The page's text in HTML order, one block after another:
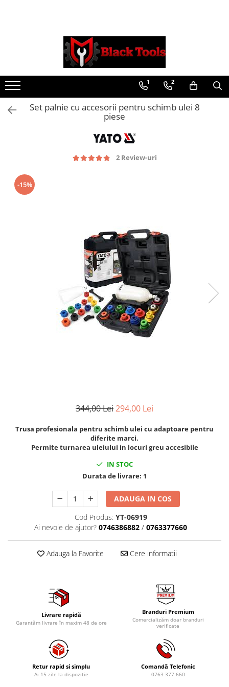
Scule Service Auto
Chei Si Truse De Chei
Chei combinate
Chei Combinate Cu Clichet
Chei Cotite
Clesti pentru sigurante
Clesti reglabili pentru tevi
Dispozitive de sablat & accesorii
Dispozitive spalat piese
Dulapuri Bancuri Carucioare
Bancuri de lucru
Carucioare pentru marfa
Aparate taiere cu plasma
Invertoare Sudura
Magneti fixare sudura
Pompe si Cilindri Hidraulici
Prese pentru arcuri
Redresoare,Roboti Pornire,Cabluri
Curent
Schimb ulei
Chei buson baie ulei
Chei filtru ulei
Recuperatoare de ulei
Scule Ajutatoare
Scule De Mana si Unelte
Aparate de nituit si capsat
1 2
Set palnie cu accesorii pentru schimb ulei 8
piese
2 Review-uri
-15%
344,00 Lei294,00 Lei
Trusa profesionala pentru schimb ulei cu adaptoare pentru
diferite marci.
Permite turnarea uleiului in locuri greu accesibile
IN STOC
Durata de livrare: 1
ADAUGA IN COS
Cod Produs: YT-06919
Ai nevoie de ajutor? 0746386882 / 0763377660
Adauga la Favorite Cere informatii
Livrare rapidă
Garantăm livrare în maxim 48 de ore
Branduri Premium
Comercializăm doar branduri
verificate
Retur rapid si simplu
Ai 15 zile la dispozitie
Comandă Telefonic
0763 377 660